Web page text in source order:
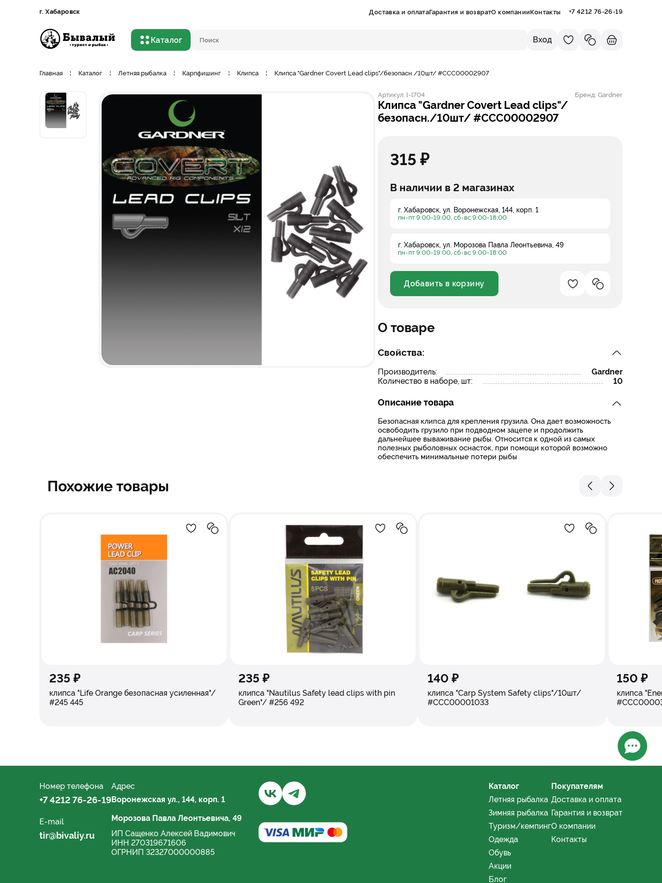
г. Хабаровск Доставка и оплатаГарантия и возвратО компанииКонтакты +7 4212 76-26-19
Бывалый турист и рыбак
Каталог
Поисковый запрос Вход
Главная Каталог Летняя рыбалка Карпфишинг Клипса Клипса "Gardner Covert Lead clips"/безопасн./10шт/ #ССС00002907
Артикул: l-l704 Бренд: Gardner
клипса "Gardner Covert Lead clips"/
безопасн./10шт/ #ССС00002907
315 ₽
В наличии в 2 магазинах
г. Хабаровск, ул. Воронежская, 144, корп. 1
пн-пт 9:00-19:00, сб-вс 9:00-18:00
г. Хабаровск, ул. Морозова Павла Леонтьевича, 49
пн-пт 9:00-19:00, сб-вс 9:00-18:00
Добавить в корзину Добавление вДобавление в
О товаре
Свойства:
Производитель:
Gardner
Количество в наборе, шт:
10
Описание товара
Безопасная клипса для крепления грузила. Она дает возможность
освободить грузило при подводном зацепе и продолжить
дальнейшее вываживание рыбы. Относится к одной из самых
полезных рыболовных оснасток, при помощи которой возможно
обеспечить минимальные потери рыбы
Похожие товары
Добавление в избранное
Добавление в сравнение
клипса "Life Orange безопасная усиленная"/ #245 445
235 ₽
клипса "Life Orange безопасная усиленная"/
#245 445
Добавление в избранное
Добавление в сравнение
клипса "Nautilus Safety lead clips with pin Green"/ #256 492
235 ₽
клипса "Nautilus Safety lead clips with pin
Green"/ #256 492
Добавление в избранное
Добавление в
клипса "Carp System Safety clips"/
140 ₽
клипса "Carp System Safety clips"/10шт/
#CCC00001033
150 ₽
клипса
Номер телефона
+7 4212 76-26-19
E-mail
tir@bivaliy.ru
Адрес
Воронежская ул., 144, корп. 1
Морозова Павла Леонтьевича, 49
ИП Сащенко Алексей Вадимович
ИНН 270319671606
ОГРНИП 32327000000885
Бывалый турист и рыбак | Хабаровск - Группа ВКонтакте
Бывалый турист и рыбак | Хабаровский край - Telegram-канал
Каталог
Летняя рыбалка
Зимняя рыбалка
Туризм/кемпинг
Одежда
Обувь
Акции
Блог
Покупателям
Доставка и оплата
Гарантия и возврат
О компании
Контакты